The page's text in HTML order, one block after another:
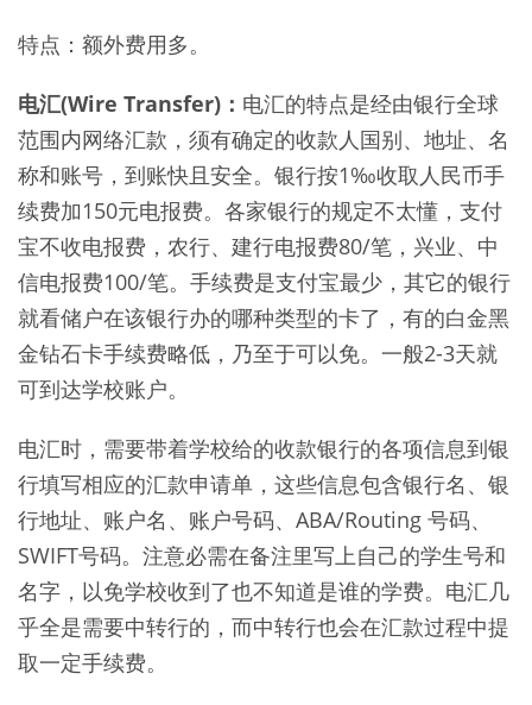
特点：额外费用多。
电汇(Wire Transfer)： 电汇的特点是经由银行全球
范围内网络汇款，须有确定的收款人国别、地址、名
称和账号，到账快且安全。银行按1‰收取人民币手
续费加150元电报费。各家银行的规定不太懂，支付
宝不收电报费，农行、建行电报费80/笔，兴业、中
信电报费100/笔。手续费是支付宝最少，其它的银行
就看储户在该银行办的哪种类型的卡了，有的白金黑
金钻石卡手续费略低，乃至于可以免。一般2-3天就
可到达学校账户。
电汇时，需要带着学校给的收款银行的各项信息到银
行填写相应的汇款申请单，这些信息包含银行名、银
行地址、账户名、账户号码、ABA/Routing 号码、
SWIFT号码。注意必需在备注里写上自己的学生号和
名字，以免学校收到了也不知道是谁的学费。电汇几
乎全是需要中转行的，而中转行也会在汇款过程中提
取一定手续费。